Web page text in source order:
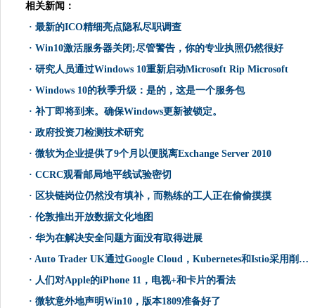
相关新闻：
· 最新的ICO精细亮点隐私尽职调查
· Win10激活服务器关闭;尽管警告，你的专业执照仍然很好
· 研究人员通过Windows 10重新启动Microsoft Rip Microsoft
· Windows 10的秋季升级：是的，这是一个服务包
· 补丁即将到来。确保Windows更新被锁定。
· 政府投资刀检测技术研究
· 微软为企业提供了9个月以便脱离Exchange Server 2010
· CCRC观看邮局地平线试验密切
· 区块链岗位仍然没有填补，而熟练的工人正在偷偷摸摸
· 伦敦推出开放数据文化地图
· 华为在解决安全问题方面没有取得进展
· Auto Trader UK通过Google Cloud，Kubernetes和Istio采用削减IT资源使用
· 人们对Apple的iPhone 11，电视+和卡片的看法
· 微软意外地声明Win10，版本1809准备好了